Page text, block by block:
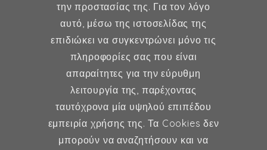
Δήμητρα Φέξη
MD, MSc, FMH
Μαιευτήρας - Χειρουργός
Γυναικολόγος
Μέλος ESHRE, ISA, FMH
την προστασίας της. Για τον λόγο
αυτό, μέσω της ιστοσελίδας της
επιδιώκει να συγκεντρώνει μόνο τις
πληροφορίες σας που είναι
απαραίτητες για την εύρυθμη
λειτουργία της, παρέχοντας
ταυτόχρονα μία υψηλού επιπέδου
εμπειρία χρήσης της. Τα Cookies δεν
μπορούν να αναζητήσουν και να